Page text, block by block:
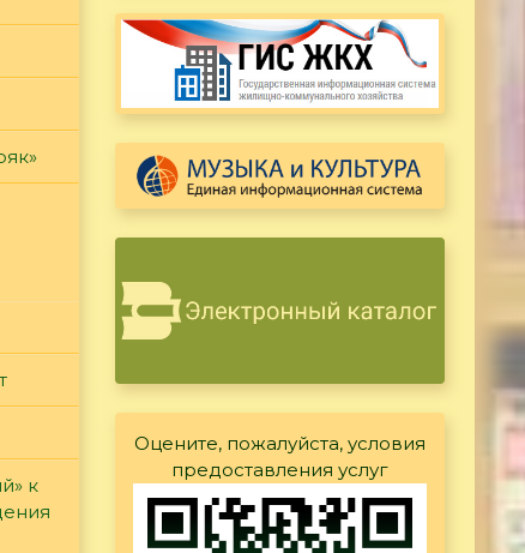
к
Оцените, пожалуйста, условия
предоставления услуг